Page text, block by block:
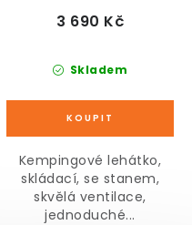
Skladem
3 690 Kč
Kempingové lehátko,
skládací, se stanem,
skvělá ventilace,
jednoduché...